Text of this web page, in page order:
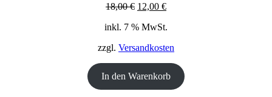
18,00€ Ursprünglicher
war:
12,00 €Aktueller
ist:
inkl. 7 % MwSt.
zzgl. Versandkosten
In den Warenkorb